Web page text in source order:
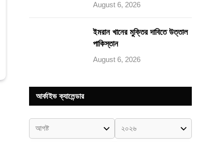
August 6, 2026
ইমরান খানের মুক্তির দাবিতে উত্তাল
পাকিস্তান
August 6, 2026
আর্কাইভ ক্যালেন্ডার